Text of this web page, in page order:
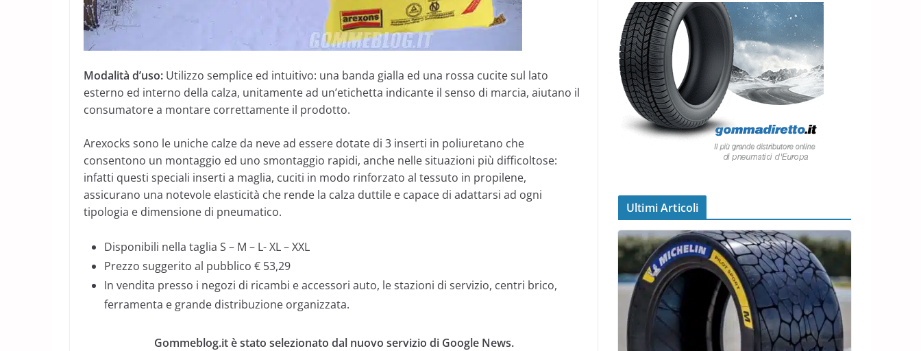
Modalità d’uso: Utilizzo semplice ed intuitivo: una banda gialla ed una rossa cucite sul lato
esterno ed interno della calza, unitamente ad un’etichetta indicante il senso di marcia, aiutano il
consumatore a montare correttamente il prodotto.
Arexocks sono le uniche calze da neve ad essere dotate di 3 inserti in poliuretano che
consentono un montaggio ed uno smontaggio rapidi, anche nelle situazioni più difficoltose:
infatti questi speciali inserti a maglia, cuciti in modo rinforzato al tessuto in propilene,
assicurano una notevole elasticità che rende la calza duttile e capace di adattarsi ad ogni
tipologia e dimensione di pneumatico.
Disponibili nella taglia S – M – L- XL – XXL
Prezzo suggerito al pubblico € 53,29
In vendita presso i negozi di ricambi e accessori auto, le stazioni di servizio, centri brico,
ferramenta e grande distribuzione organizzata.
Gommeblog.it è stato selezionato dal nuovo servizio di Google News.
Ultimi Articoli